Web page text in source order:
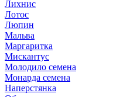
Лихнис
Лотос
Люпин
Мальва
Маргаритка
Мискантус
Молодило семена
Монарда семена
Наперстянка